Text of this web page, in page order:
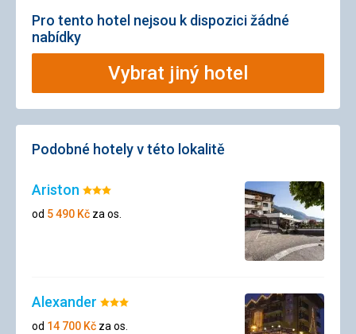
Pro tento hotel nejsou k dispozici žádné
nabídky
Vybrat jiný hotel
Podobné hotely v této lokalitě
Ariston Hodnocení:
3/5
od 5 490 Kč za os.
Alexander Hodnocení:
3/5
od 14 700 Kč za os.